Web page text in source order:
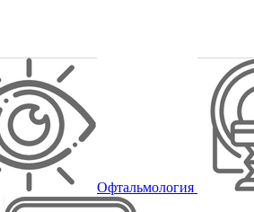
Офтальмология